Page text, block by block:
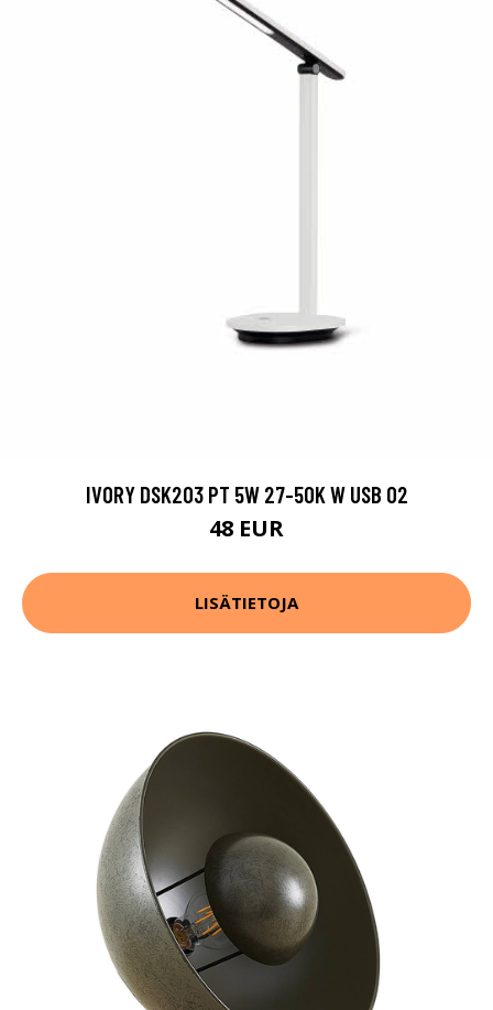
IVORY DSK203 PT 5W 27-50K W USB 02
48 EUR
LISÄTIETOJA